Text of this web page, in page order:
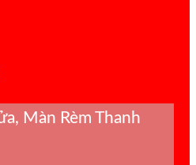
Màn Rèm Thanh